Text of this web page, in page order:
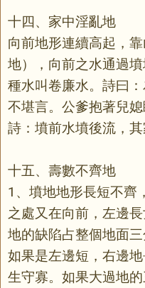
十四、家中淫亂地
向前地形連續高起，
地），向前之水通過
種水叫卷廉水。詩曰
不堪言。公爹抱著兒
詩：墳前水墳後流，其
十五、壽數不齊地
1、墳地地形長短不齊
之處又在向前，左邊
地的缺陷占整個地面三
如果是左邊短，右邊
生守寡。如果大過地